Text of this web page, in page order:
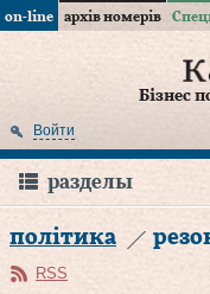
on-line архів номерів
Бізнес
Войти
разделы
політика
RSS